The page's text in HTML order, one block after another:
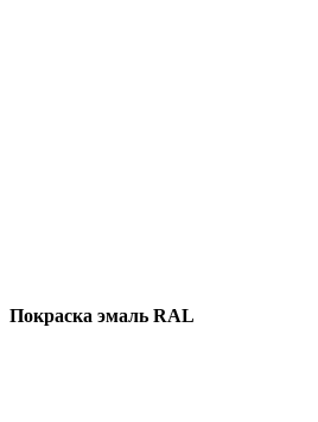
Покраска эмаль RAL